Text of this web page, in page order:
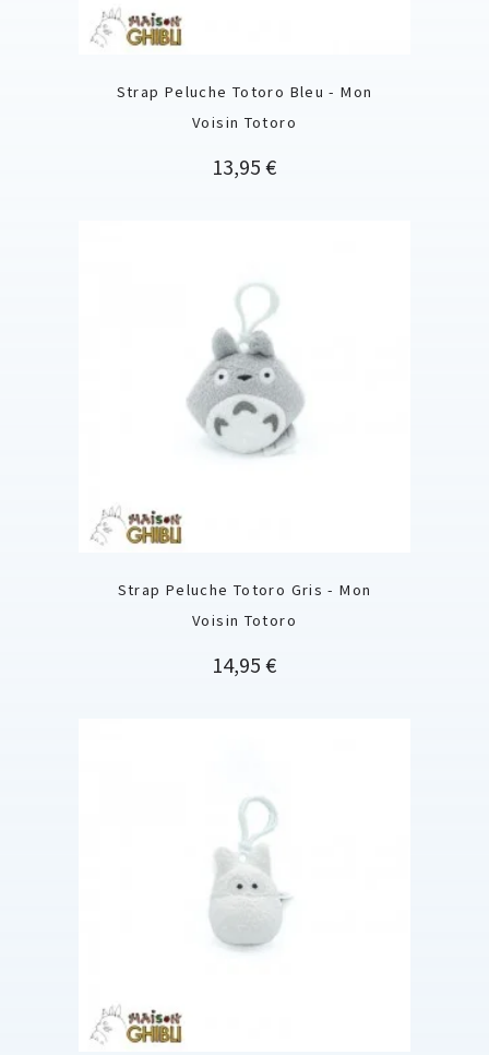
Strap Peluche Totoro Bleu - Mon
Voisin Totoro
Prix
13,95 €
Strap Peluche Totoro Gris - Mon
Voisin Totoro
Prix
14,95 €